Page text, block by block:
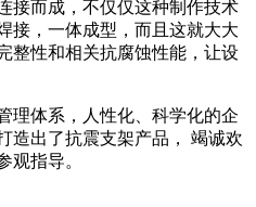
接而成，不仅仅这种制作技术
接，一体成型，而且这就大大
整性和相关抗腐蚀性能，让设
理体系，人性化、科学化的企
造出了抗震支架产品， 竭诚欢
观指导。